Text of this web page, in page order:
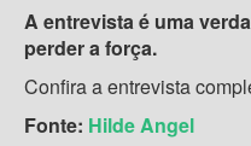
A entrevista é uma
perder a força.
Confira a entrevista
Fonte: Hilde Angel